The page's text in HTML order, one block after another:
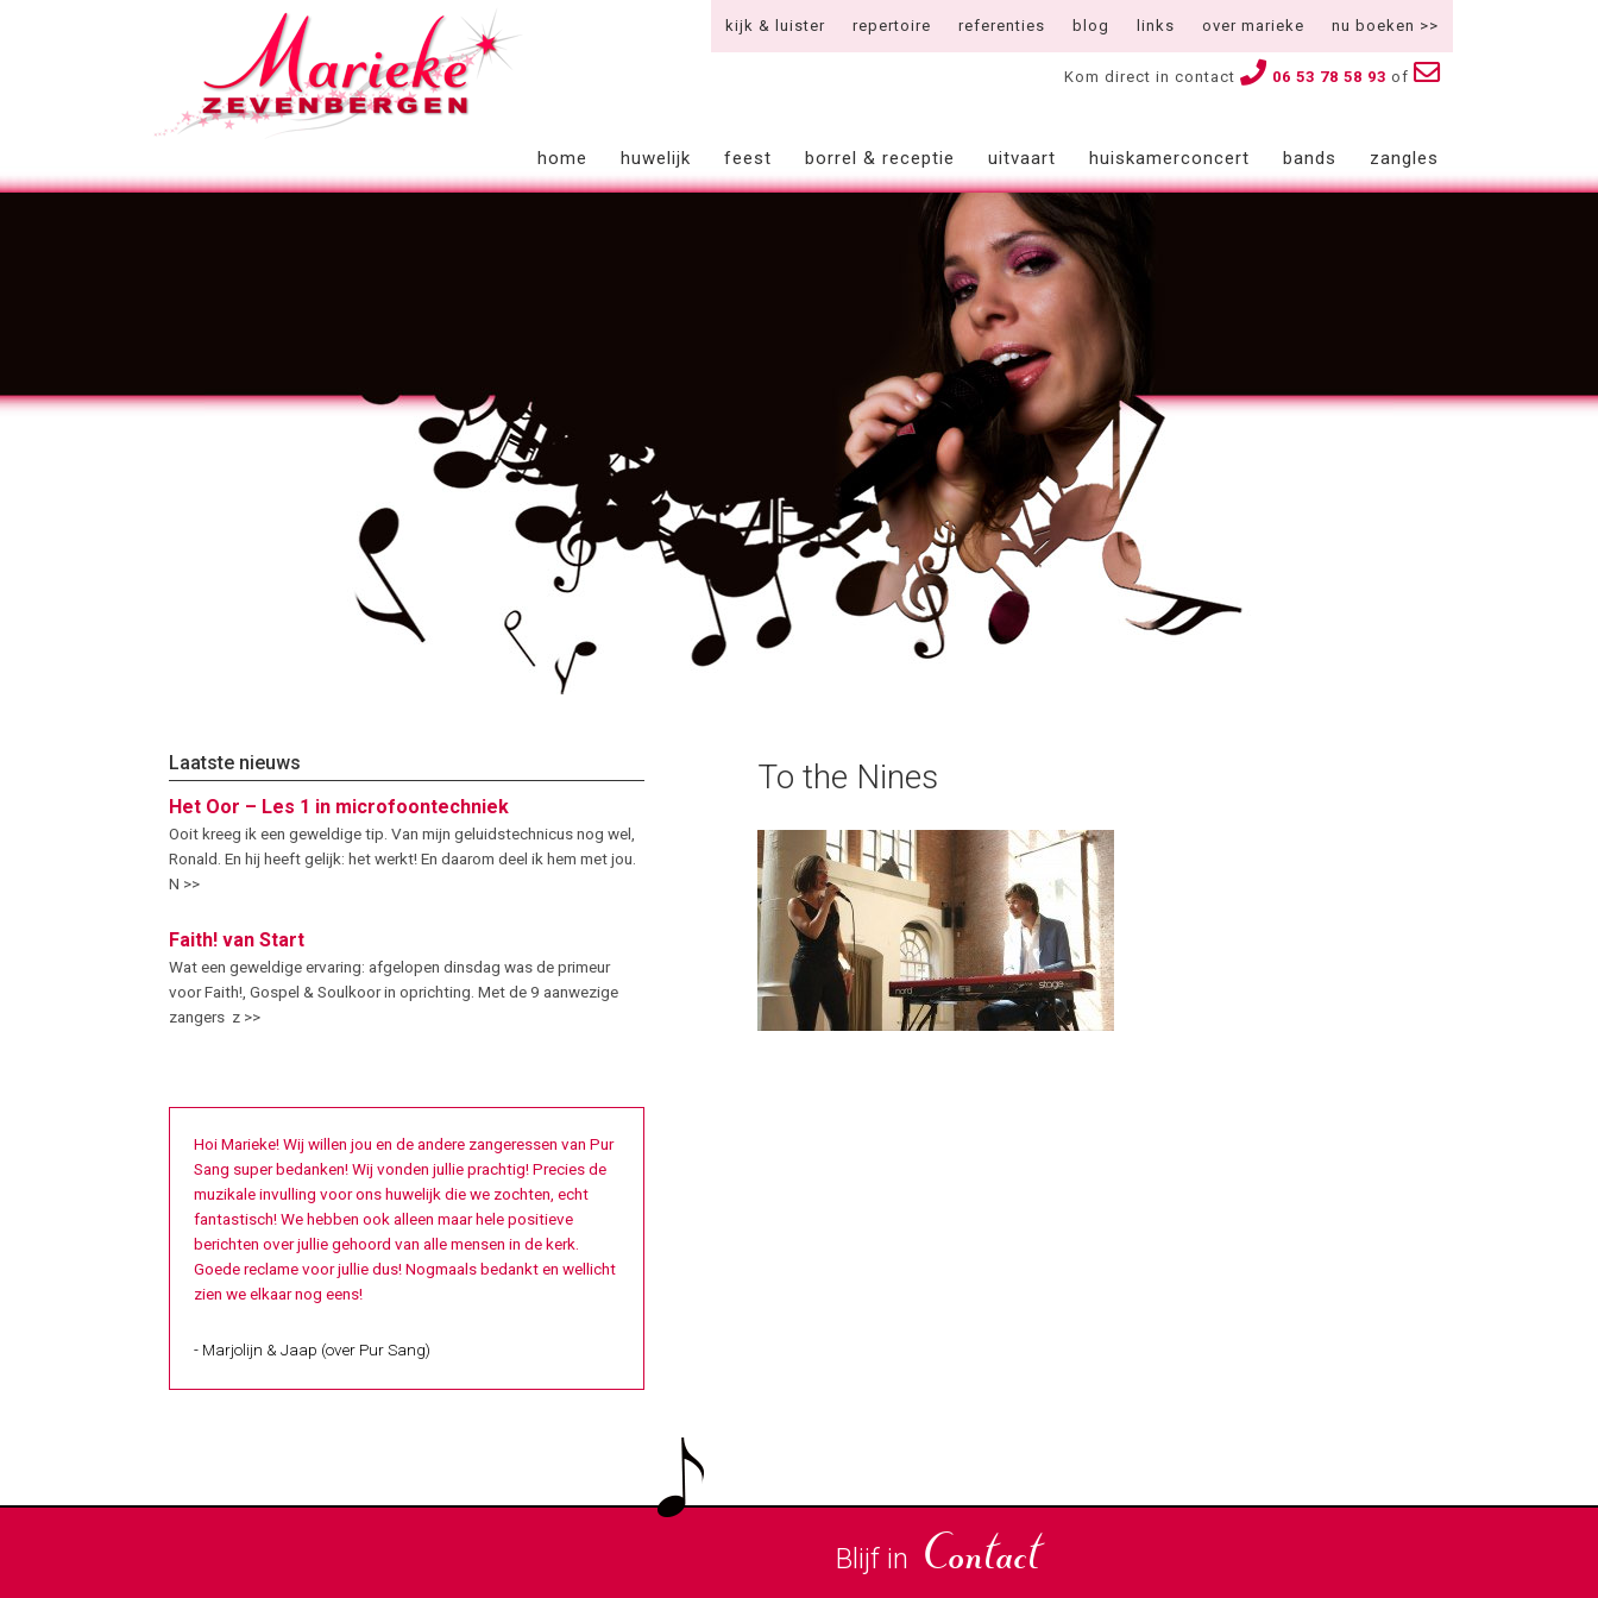
kijk & luister repertoire referenties blog links over marieke nu boeken >>
Kom direct in contact 06 53 78 58 93 of
home huwelijk feest borrel & receptie uitvaart huiskamerconcert bands zangles
To the Nines
Laatste nieuws
Het Oor – Les 1 in microfoontechniek
Ooit kreeg ik een geweldige tip. Van mijn geluidstechnicus nog wel,
Ronald. En hij heeft gelijk: het werkt! En daarom deel ik hem met jou.
N >>
Faith! van Start
Wat een geweldige ervaring: afgelopen dinsdag was de primeur
voor Faith!, Gospel & Soulkoor in oprichting. Met de 9 aanwezige
zangers z >>
Hoi Marieke! Wij willen jou en de andere zangeressen van Pur
Sang super bedanken! Wij vonden jullie prachtig! Precies de
muzikale invulling voor ons huwelijk die we zochten, echt
fantastisch! We hebben ook alleen maar hele positieve
berichten over jullie gehoord van alle mensen in de kerk.
Goede reclame voor jullie dus! Nogmaals bedankt en wellicht
zien we elkaar nog eens!
- Marjolijn & Jaap (over Pur Sang)
Blijf in Contact